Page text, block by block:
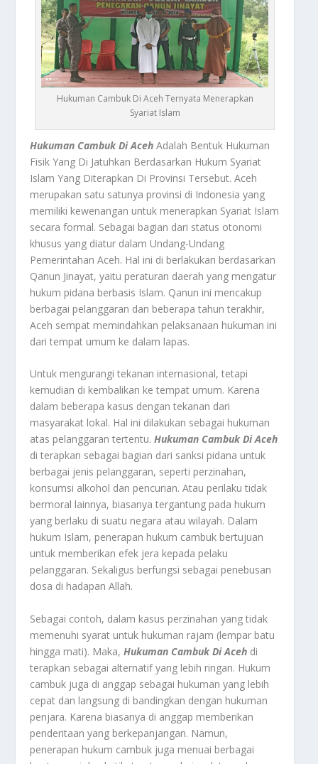
Hukuman Cambuk Di Aceh Ternyata Menerapkan
Syariat Islam
Hukuman Cambuk Di Aceh Adalah Bentuk Hukuman
Fisik Yang Di Jatuhkan Berdasarkan Hukum Syariat
Islam Yang Diterapkan Di Provinsi Tersebut. Aceh
merupakan satu satunya provinsi di Indonesia yang
memiliki kewenangan untuk menerapkan Syariat Islam
secara formal. Sebagai bagian dari status otonomi
khusus yang diatur dalam Undang-Undang
Pemerintahan Aceh. Hal ini di berlakukan berdasarkan
Qanun Jinayat, yaitu peraturan daerah yang mengatur
hukum pidana berbasis Islam. Qanun ini mencakup
berbagai pelanggaran dan beberapa tahun terakhir,
Aceh sempat memindahkan pelaksanaan hukuman ini
dari tempat umum ke dalam lapas.
Untuk mengurangi tekanan internasional, tetapi
kemudian di kembalikan ke tempat umum. Karena
dalam beberapa kasus dengan tekanan dari
masyarakat lokal. Hal ini dilakukan sebagai hukuman
atas pelanggaran tertentu.Hukuman Cambuk Di Aceh
di terapkan sebagai bagian dari sanksi pidana untuk
berbagai jenis pelanggaran, seperti perzinahan,
konsumsi alkohol dan pencurian. Atau perilaku tidak
bermoral lainnya, biasanya tergantung pada hukum
yang berlaku di suatu negara atau wilayah. Dalam
hukum Islam, penerapan hukum cambuk bertujuan
untuk memberikan efek jera kepada pelaku
pelanggaran. Sekaligus berfungsi sebagai penebusan
dosa di hadapan Allah.
Sebagai contoh, dalam kasus perzinahan yang tidak
memenuhi syarat untuk hukuman rajam (lempar batu
hingga mati). Maka,Hukuman Cambuk Di Aceh di
terapkan sebagai alternatif yang lebih ringan. Hukum
cambuk juga di anggap sebagai hukuman yang lebih
cepat dan langsung di bandingkan dengan hukuman
penjara. Karena biasanya di anggap memberikan
penderitaan yang berkepanjangan. Namun,
penerapan hukum cambuk juga menuai berbagai